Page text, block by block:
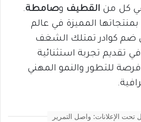
كل من القطيف وصامطة.
المميزة في عالم
ضم كوادر تمتلك الشغف
تقديم تجربة استثنائية
فرصة للتطور والنمو المهني
تحت الإعلانات: واصل التمرير